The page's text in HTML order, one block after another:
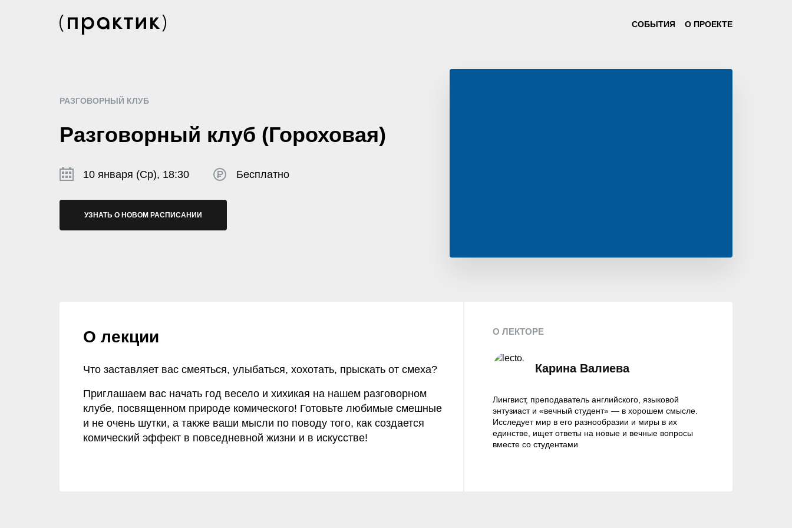
СОБЫТИЯ О ПРОЕКТЕ
РАЗГОВОРНЫЙ КЛУБ
Разговорный клуб (Гороховая)
10 января (Ср), 18:30 Бесплатно
УЗНАТЬ О НОВОМ РАСПИСАНИИ
О лекции
Что заставляет вас смеяться, улыбаться, хохотать, прыскать от смеха?
Приглашаем вас начать год весело и хихикая на нашем разговорном
клубе, посвященном природе комического! Готовьте любимые смешные
и не очень шутки, а также ваши мысли по поводу того, как создается
комический эффект в повседневной жизни и в искусстве!
О ЛЕКТОРЕ
Карина Валиева
Лингвист, преподаватель английского, языковой
энтузиаст и «вечный студент» — в хорошем смысле.
Исследует мир в его разнообразии и миры в их
единстве, ищет ответы на новые и вечные вопросы
вместе со студентами